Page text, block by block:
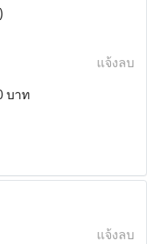
แจ้งลบ
บาท
แจ้งลบ